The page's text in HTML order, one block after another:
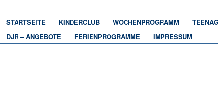
STARTSEITE KINDERCLUB WOCHENPROGRAMM
DJR – ANGEBOTE
FERIENPROGRAMME IMPRESSUM